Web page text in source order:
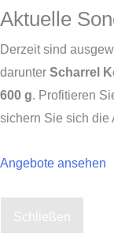
Aktuelle
Derzeit sind
darunter Scharrel
600 g. Profitieren
sichern Sie sich die
Angebote ansehen
Schließen